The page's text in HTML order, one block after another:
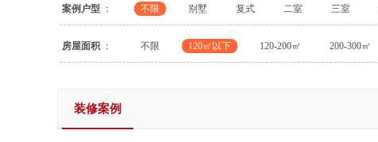
案例户型 ： 不限 别墅 复式 二室 三室
房屋面积 ： 不限 120㎡以下 120-200㎡ 200-300㎡
装修案例